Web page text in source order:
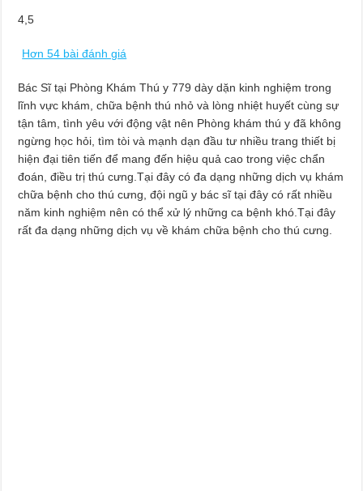
4,5
Hơn 54 bài đánh giá
Bác Sĩ tại Phòng Khám Thú y 779 dày dặn kinh nghiệm trong
lĩnh vực khám, chữa bệnh thú nhỏ và lòng nhiệt huyết cùng sự
tận tâm, tình yêu với động vật nên Phòng khám thú y đã không
ngừng học hỏi, tìm tòi và mạnh dạn đầu tư nhiều trang thiết bị
hiện đại tiên tiến để mang đến hiệu quả cao trong việc chẩn
đoán, điều trị thú cưng.Tại đây có đa dạng những dịch vụ khám
chữa bệnh cho thú cưng, đội ngũ y bác sĩ tại đây có rất nhiều
năm kinh nghiệm nên có thể xử lý những ca bệnh khó.Tại đây
rất đa dạng những dịch vụ về khám chữa bệnh cho thú cưng.